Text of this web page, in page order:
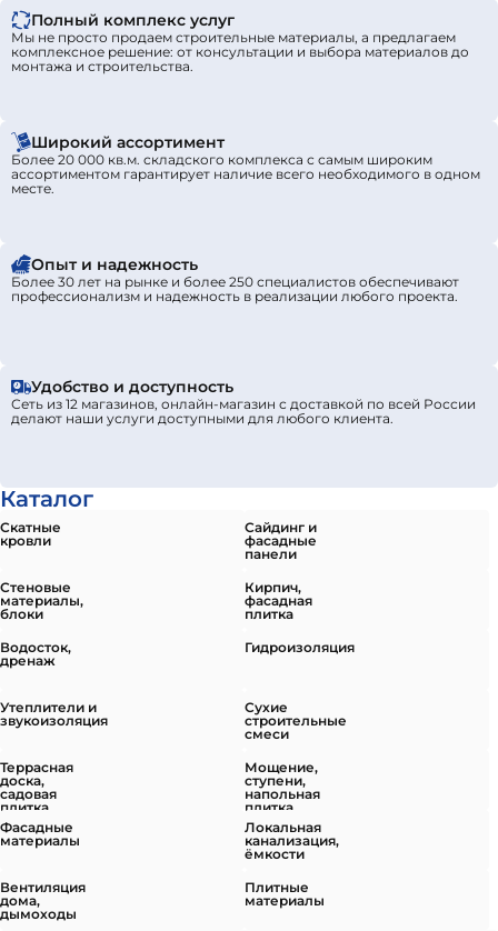
Полный комплекс услуг
Мы не просто продаем строительные материалы, а предлагаем
комплексное решение: от консультации и выбора материалов до
монтажа и строительства.
Широкий ассортимент
Более 20 000 кв.м. складского комплекса с самым широким
ассортиментом гарантирует наличие всего необходимого в одном
месте.
Опыт и надежность
Более 30 лет на рынке и более 250 специалистов обеспечивают
профессионализм и надежность в реализации любого проекта.
Удобство и доступность
Сеть из 12 магазинов, онлайн-магазин с доставкой по всей России
делают наши услуги доступными для любого клиента.
Каталог
Скатные
кровли
Сайдинг и
фасадные
панели
Стеновые
материалы,
блоки
Кирпич,
фасадная
плитка
Водосток,
дренаж
Гидроизоляция
Утеплители и
звукоизоляция
Сухие
строительные
смеси
Террасная
доска,
садовая
плитка,
грядки
Мощение,
ступени,
напольная
плитка
Фасадные
материалы
Локальная
канализация,
ёмкости
Вентиляция
дома,
дымоходы
Плитные
материалы